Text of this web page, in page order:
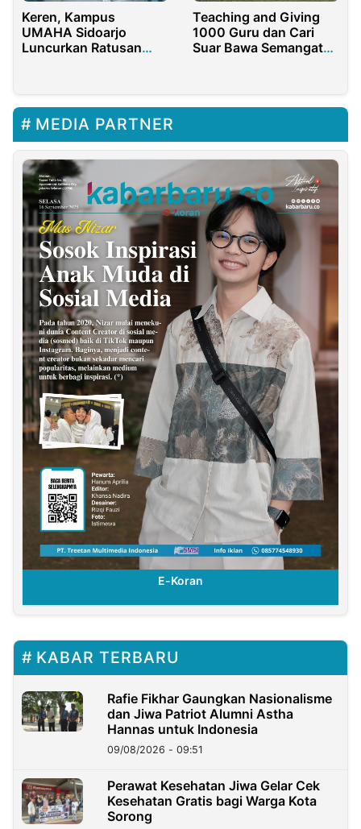
Keren, Kampus
UMAHA Sidoarjo
Luncurkan Ratusan
Teaching and Giving
1000 Guru dan Cari
Suar Bawa Semangat
MEDIA PARTNER
E-Koran
KABAR TERBARU
Rafie Fikhar Gaungkan Nasionalisme
dan Jiwa Patriot Alumni Astha
Hannas untuk Indonesia
09/08/2026 - 09:51
Perawat Kesehatan Jiwa Gelar Cek
Kesehatan Gratis bagi Warga Kota
Sorong